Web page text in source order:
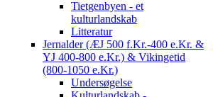
Tietgenbyen - et
kulturlandskab
Litteratur
Jernalder (ÆJ 500 f.Kr.-400 e.Kr. &
YJ 400-800 e.Kr.) & Vikingetid
(800-1050 e.Kr.)
Undersøgelse